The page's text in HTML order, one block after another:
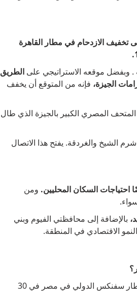
تخفيف الازدحام في مطار القاهرة
. وبفضل موقعه الاستراتيجي على الطريق
فإنه من المتوقع أن يخفف
المصري الكبير بالجيزة الذي طال
شرم الشيخ والغردقة. يفتح هذا الاتصال
احتياجات السكان المحليين. ومن
بالإضافة إلى محافظتي الفيوم وبني
الاقتصادي في المنطقة.
من المقرر أن تفتتح شركة Wizz Air خطها الجديد من مطار لندن لوتون إلى مطار سفنكس الدولي في مصر في 30